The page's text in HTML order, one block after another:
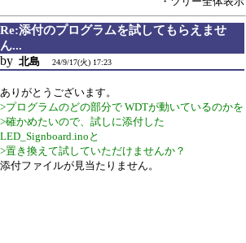
Re:添付のプログラムを試してもらえませ
ん...
by 北島 24/9/17(火) 17:23
ありがとうございます。
>プログラムのどの部分で WDTが動いているのかを
>確かめたいので、試しに添付した
LED_Signboard.inoと
>置き換えて試していただけませんか？
添付ファイルが見当たりません。